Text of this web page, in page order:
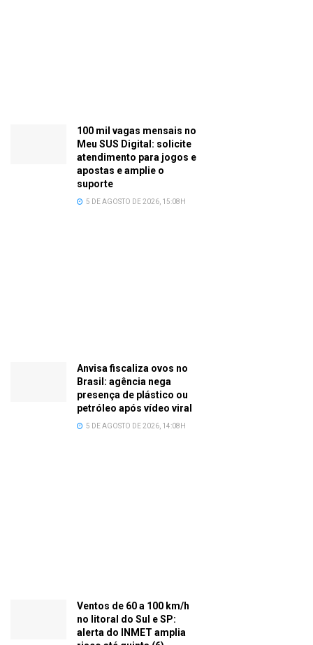
100 mil vagas mensais no
Meu SUS Digital: solicite
atendimento para jogos e
apostas e amplie o
suporte
5 DE AGOSTO DE 2026, 15:08H
Anvisa fiscaliza ovos no
Brasil: agência nega
presença de plástico ou
petróleo após vídeo viral
5 DE AGOSTO DE 2026, 14:08H
Ventos de 60 a 100 km/h
no litoral do Sul e SP:
alerta do INMET amplia